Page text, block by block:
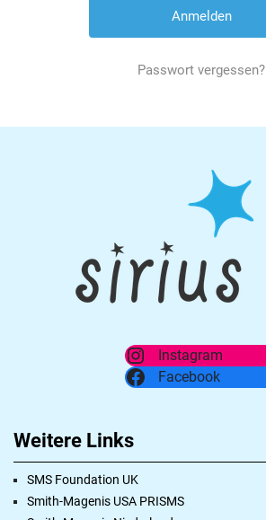
Passwort vergessen?
Instagram
Facebook
Weitere Links
SMS Foundation UK
Smith-Magenis USA PRISMS